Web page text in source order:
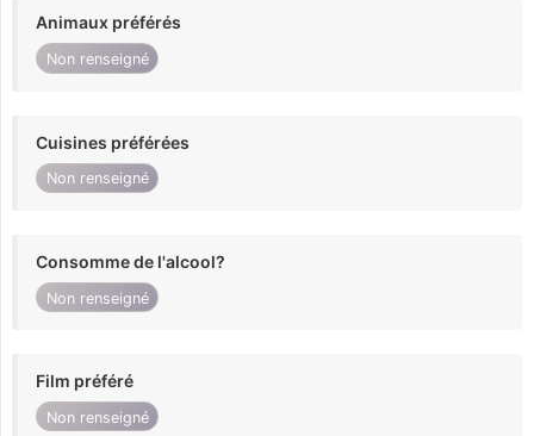
Animaux préférés
Non renseigné
Cuisines préférées
Non renseigné
Consomme de l'alcool?
Non renseigné
Film préféré
Non renseigné